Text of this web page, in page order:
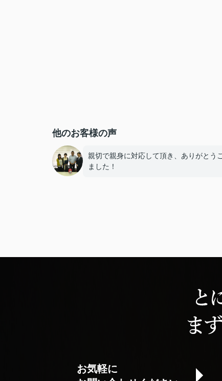
他のお客様の声
親切で親身に対応して頂き、ありがとう
ました！
お気軽に